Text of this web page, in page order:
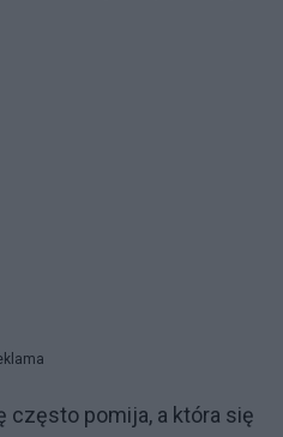
często pomija, a która się